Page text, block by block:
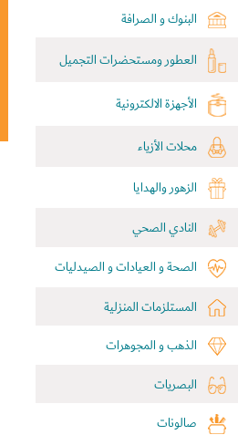
البنوك و الصرافة
العطور ومستحضرات التجميل
الأجهزة الالكترونية
محلات الأزياء
الزهور والهدايا
النادي الصحي
الصحة و العيادات و الصيدليات
المستلزمات المنزلية
الذهب و المجوهرات
البصريات
صالونات